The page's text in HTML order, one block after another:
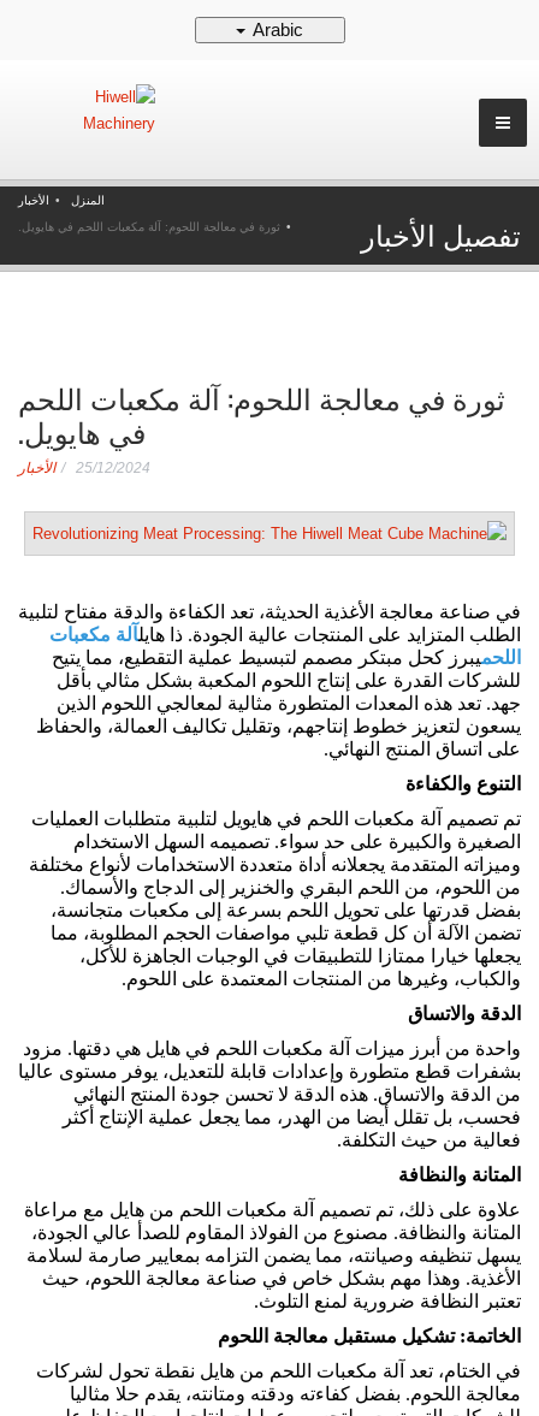
Arabic
تفصيل الأخبار
المنزل
الأخبار
ثورة في معالجة اللحوم: آلة مكعبات اللحم في هايويل.
ثورة في معالجة اللحوم: آلة مكعبات اللحم
في هايويل.
25/12/2024 الأخبار